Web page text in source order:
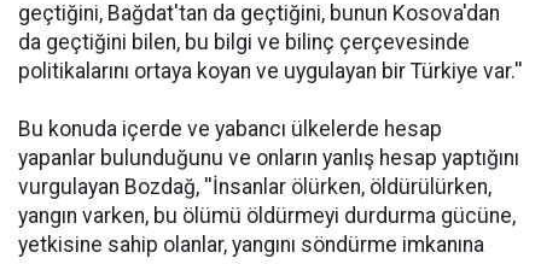
geçtiğini, Bağdat'tan da geçtiğini, bunun Kosova'dan
da geçtiğini bilen, bu bilgi ve bilinç çerçevesinde
politikalarını ortaya koyan ve uygulayan bir Türkiye var.''
Bu konuda içerde ve yabancı ülkelerde hesap
yapanlar bulunduğunu ve onların yanlış hesap yaptığını
vurgulayan Bozdağ, ''İnsanlar ölürken, öldürülürken,
yangın varken, bu ölümü öldürmeyi durdurma gücüne,
yetkisine sahip olanlar, yangını söndürme imkanına